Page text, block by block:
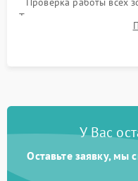
Тестирование
остаточного тепла
У Вас
Оставьте заявку,